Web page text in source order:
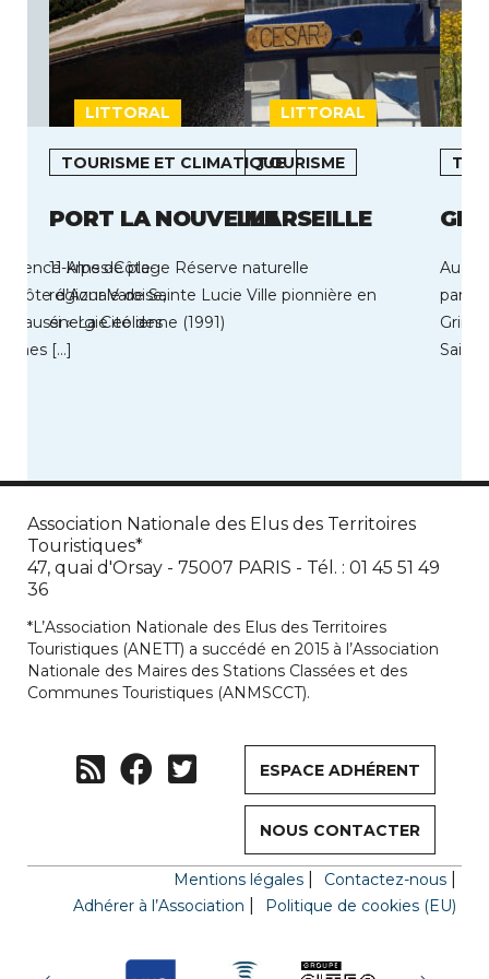
LITTORAL
Alpes-Côte-
Côte d’Azur Varoise,
aussi « La Cité des
[…]
LITTORAL
TOURISME ET CLIMATIQUE
PORT LA NOUVELLE
11 kms de plage Réserve naturelle
régionale de Sainte Lucie Ville pionnière en
énergie eolienne (1991)
TOURISME
MARSEILLE
Au
par
Saint
Association Nationale des Elus des Territoires
Touristiques*
47, quai d'Orsay - 75007 PARIS - Tél. : 01 45 51 49
36
*L’Association Nationale des Elus des Territoires
Touristiques (ANETT) a succédé en 2015 à l’Association
Nationale des Maires des Stations Classées et des
Communes Touristiques (ANMSCCT).
ESPACE ADHÉRENT
NOUS CONTACTER
Mentions légales
Contactez-nous
Adhérer à l’Association
Politique de cookies (EU)